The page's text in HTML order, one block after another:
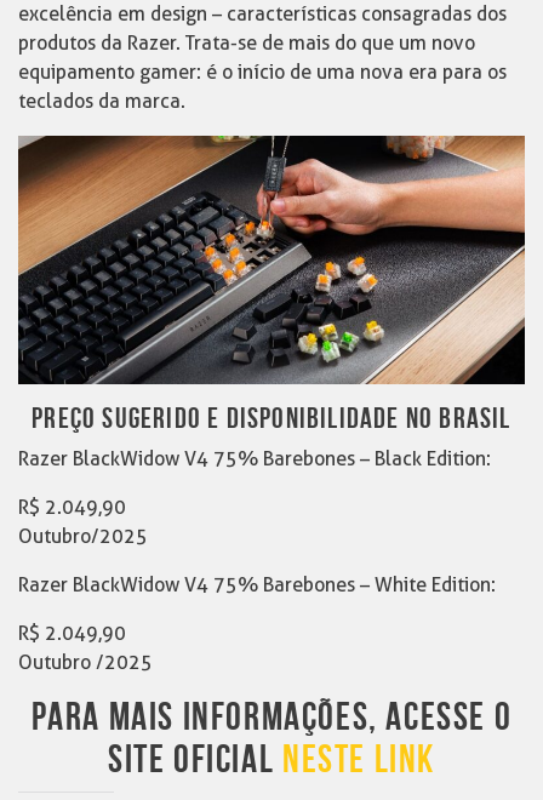
excelência em design – características consagradas dos
produtos da Razer. Trata-se de mais do que um novo
equipamento gamer: é o início de uma nova era para os
teclados da marca.
PREÇO SUGERIDO E DISPONIBILIDADE NO BRASIL
Razer BlackWidow V4 75% Barebones – Black Edition:
R$ 2.049,90
Outubro/2025
Razer BlackWidow V4 75% Barebones – White Edition:
R$ 2.049,90
Outubro /2025
PARA MAIS INFORMAÇÕES, ACESSE O
SITE OFICIAL NESTE LINK